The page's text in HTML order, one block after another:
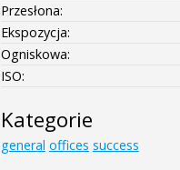
Przesłona:
Ekspozycja:
Ogniskowa:
ISO:
Kategorie
general offices success